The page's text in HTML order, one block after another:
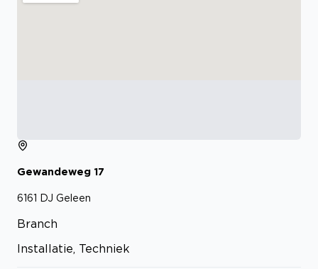
Gewandeweg 17
6161 DJ Geleen
Branch
Installatie, Techniek